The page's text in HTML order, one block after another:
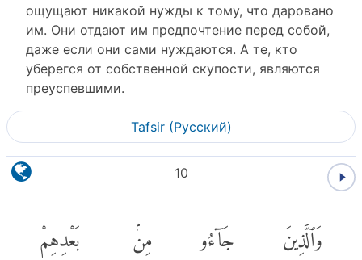
ощущают никакой нужды к тому, что даровано
им. Они отдают им предпочтение перед собой,
даже если они сами нуждаются. А те, кто
уберегся от собственной скупости, являются
преуспевшими.
Tafsir (Pусский)
10
وَٱلَّذِينَ جَآءُو مِنۢ بَعْدِهِمْ